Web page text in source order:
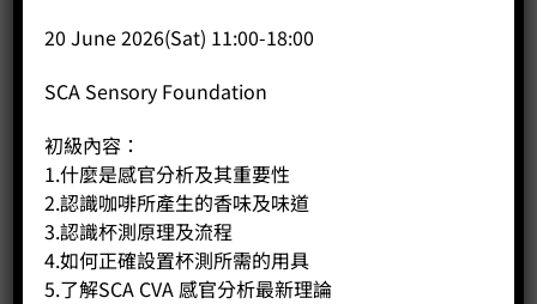
限量版。
舒適的抓握尺寸：直徑僅為6.5厘米的RINBO可以舒適地一隻手
握住。
人體工程學設計：向內折疊的邊緣舒適地貼合嘴唇，確保暢
飲。
20 June 2026(Sat) 11:00-18:00
SCA Sensory Foundation
初級內容：
1.什麼是感官分析及其重要性
2.認識咖啡所產生的香味及味道
3.認識杯測原理及流程
4.如何正確設置杯測所需的用具
5.了解SCA CVA 感官分析最新理論